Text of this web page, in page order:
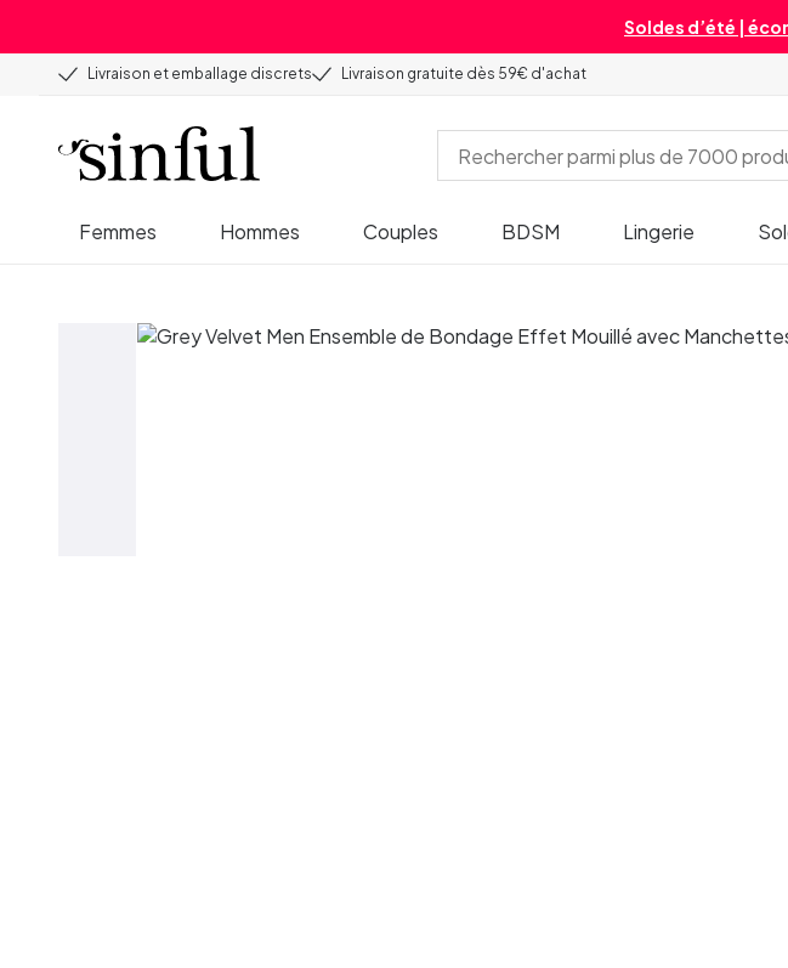
Soldes d’été |
Livraison et emballage discrets Livraison gratuite dès 59€ d'achat
Femmes Hommes Couples BDSM Lingerie